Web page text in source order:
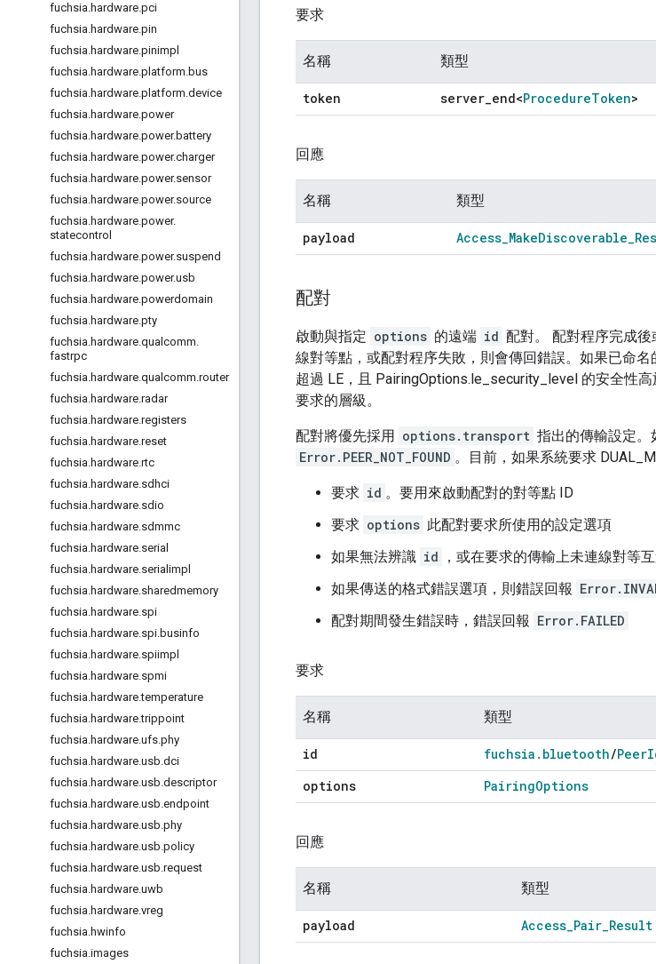
fuchsia.hardware.pci
fuchsia.hardware.pin
fuchsia.hardware.pinimpl
fuchsia.hardware.platform.bus
fuchsia.hardware.platform.device
fuchsia.hardware.power
fuchsia.hardware.power.battery
fuchsia.hardware.power.charger
fuchsia.hardware.power.sensor
fuchsia.hardware.power.source
fuchsia.hardware.power.
statecontrol
fuchsia.hardware.power.suspend
fuchsia.hardware.power.usb
fuchsia.hardware.powerdomain
fuchsia.hardware.pty
fuchsia.hardware.qualcomm.
fastrpc
fuchsia.hardware.qualcomm.router
fuchsia.hardware.radar
fuchsia.hardware.registers
fuchsia.hardware.reset
fuchsia.hardware.rtc
fuchsia.hardware.sdhci
fuchsia.hardware.sdio
fuchsia.hardware.sdmmc
fuchsia.hardware.serial
fuchsia.hardware.serialimpl
fuchsia.hardware.sharedmemory
fuchsia.hardware.spi
fuchsia.hardware.spi.businfo
fuchsia.hardware.spiimpl
fuchsia.hardware.spmi
fuchsia.hardware.temperature
fuchsia.hardware.trippoint
fuchsia.hardware.ufs.phy
fuchsia.hardware.usb.dci
fuchsia.hardware.usb.descriptor
fuchsia.hardware.usb.endpoint
fuchsia.hardware.usb.phy
fuchsia.hardware.usb.policy
fuchsia.hardware.usb.request
fuchsia.hardware.uwb
fuchsia.hardware.vreg
fuchsia.hwinfo
fuchsia.images
要求
名稱 類型
token server_end<ProcedureToken>
回應
名稱 類型
payload Access_MakeDiscoverable_
配對
啟動與指定 options 的遠端 id 配對。 配對程序完成
線對等點，或配對程序失敗，則會傳回錯誤。如果已命
超過 LE，且 PairingOptions.le_security_level 的安全性
要求的層級。
配對將優先採用 options.transport 指出的傳輸設定。
Error.PEER_NOT_FOUND 。目前，如果系統要求
要求 id 。要用來啟動配對的對等點 ID
要求 options 此配對要求所使用的設定選項
如果無法辨識 id ，或在要求的傳輸上未連線對等
如果傳送的格式錯誤選項，則錯誤回報
配對期間發生錯誤時，錯誤回報 Error.FAILED
要求
名稱 類型
id fuchsia . bluetooth/Peer
options
PairingOptions
回應
名稱 類型
payload Access_Pair_Result